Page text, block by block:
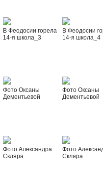
В Феодосии горела
14-я школа_3
В Феодосии
14-я школа_4
Фото Оксаны
Дементьевой
Фото Оксаны
Дементьевой
Фото Александра
Скляра
Фото
Скляра